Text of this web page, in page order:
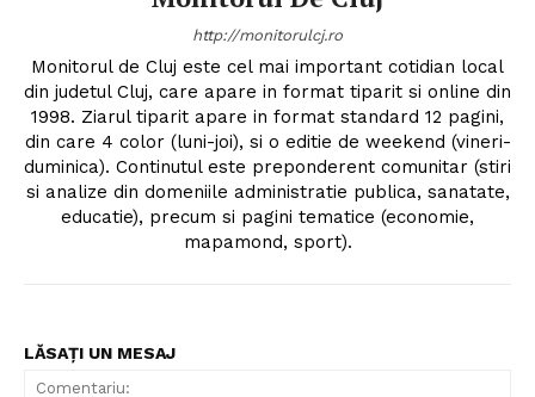
http://monitorulcj.ro
Monitorul de Cluj este cel mai important cotidian local
din judetul Cluj, care apare in format tiparit si online din
1998. Ziarul tiparit apare in format standard 12 pagini,
din care 4 color (luni-joi), si o editie de weekend (vineri-
duminica). Continutul este preponderent comunitar (stiri
si analize din domeniile administratie publica, sanatate,
educatie), precum si pagini tematice (economie,
mapamond, sport).
LĂSAȚI UN MESAJ